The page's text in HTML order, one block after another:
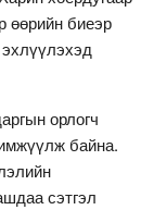
өөрийн биеэр
орлогч
байна.
сэтгэл